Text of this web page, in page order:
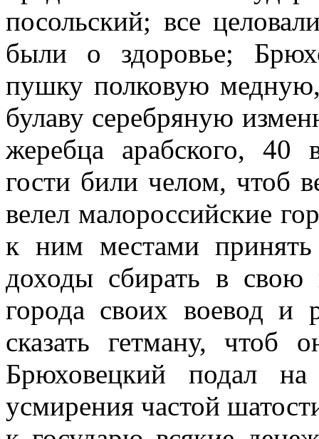
посольский; все
были о здоровье;
пушку полковую медную,
булаву серебряную
жеребца арабского, 40
гости били челом, чтоб
велел малороссийские
к ним местами
доходы сбирать в свою
города своих воевод и
сказать гетману, чтоб
Брюховецкий подал
усмирения частой